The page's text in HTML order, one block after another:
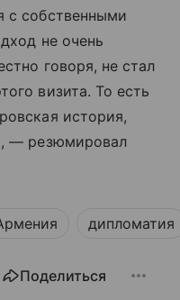
с собственными
не очень
говоря, не стал
визита. То есть
история,
— резюмировал
дипломатия
Поделиться